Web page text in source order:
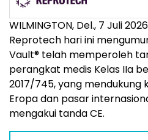
WILMINGTON, Del., 7 Juli 2026
Reprotech hari ini
Vault® telah memperoleh
perangkat medis Kelas IIa
2017/745, yang mendukung
Eropa dan pasar
mengakui tanda CE.